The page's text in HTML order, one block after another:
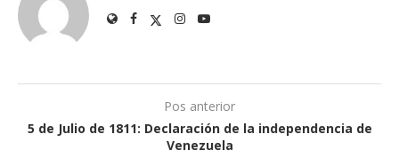
Pos anterior
5 de Julio de 1811: Declaración de la independencia de
Venezuela